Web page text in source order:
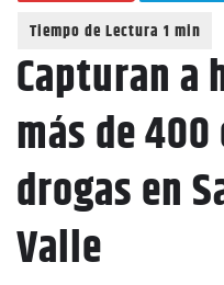
Capturan a
más de
drogas en
Valle